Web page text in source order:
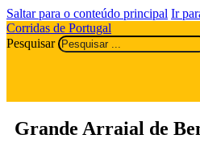
Saltar para o conteúdo principal Ir
Corridas de Portugal
Pesquisar
Grande Arraial de